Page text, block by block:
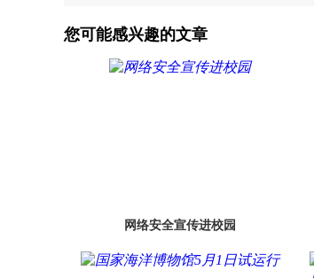
您可能感兴趣的文章
网络安全宣传进校园